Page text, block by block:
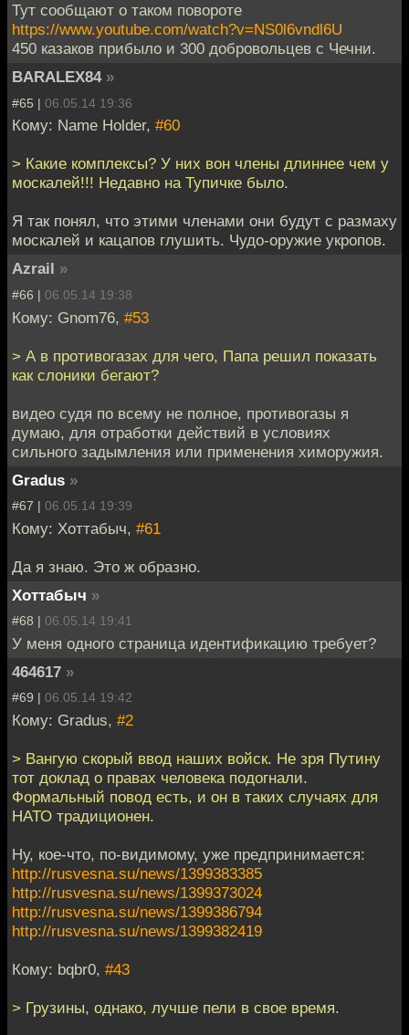
Тут сообщают о таком повороте
https://www.youtube.com/watch?v=NS0l6vndl6U
450 казаков прибыло и 300 добровольцев с Чечни.
BARALEX84 »
#65 | 06.05.14 19:36
Кому: Name Holder, #60
> Какие комплексы? У них вон члены длиннее чем у
москалей!!! Недавно на Тупичке было.
Я так понял, что этими членами они будут с размаху
москалей и кацапов глушить. Чудо-оружие укропов.
Azrail »
#66 | 06.05.14 19:38
Кому: Gnom76, #53
> А в противогазах для чего, Папа решил показать
как слоники бегают?
видео судя по всему не полное, противогазы я
думаю, для отработки действий в условиях
сильного задымления или применения химоружия.
Gradus »
#67 | 06.05.14 19:39
Кому: Хоттабыч, #61
Да я знаю. Это ж образно.
Хоттабыч »
#68 | 06.05.14 19:41
У меня одного страница идентификацию требует?
464617 »
#69 | 06.05.14 19:42
Кому: Gradus, #2
> Вангую скорый ввод наших войск. Не зря Путину
тот доклад о правах человека подогнали.
Формальный повод есть, и он в таких случаях для
НАТО традиционен.
Ну, кое-что, по-видимому, уже предпринимается:
http://rusvesna.su/news/1399383385
http://rusvesna.su/news/1399373024
http://rusvesna.su/news/1399386794
http://rusvesna.su/news/1399382419
Кому: bqbr0, #43
> Грузины, однако, лучше пели в свое время.